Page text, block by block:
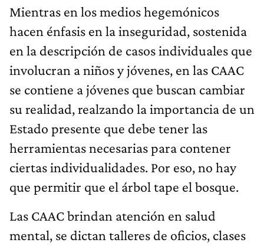
Mientras en los medios hegemónicos
hacen énfasis en la inseguridad, sostenida
en la descripción de casos individuales que
involucran a niños y jóvenes, en las CAAC
se contiene a jóvenes que buscan cambiar
su realidad, realzando la importancia de un
Estado presente que debe tener las
herramientas necesarias para contener
ciertas individualidades. Por eso, no hay
que permitir que el árbol tape el bosque.
Las CAAC brindan atención en salud
mental, se dictan talleres de oficios, clases